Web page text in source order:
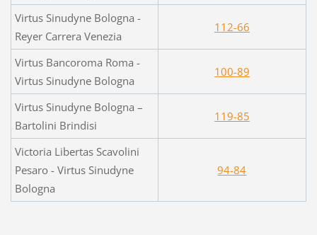
Virtus Sinudyne Bologna -
Reyer Carrera Venezia
112-66
Virtus Bancoroma Roma -
Virtus Sinudyne Bologna
100-89
Virtus Sinudyne Bologna –
Bartolini Brindisi
119-85
Victoria Libertas Scavolini
Pesaro - Virtus Sinudyne
Bologna
94-84